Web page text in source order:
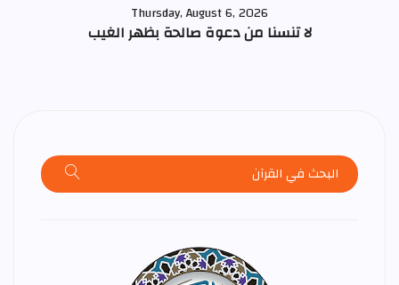
Thursday, August 6, 2026
لا تنسنا من دعوة صالحة بظهر الغيب